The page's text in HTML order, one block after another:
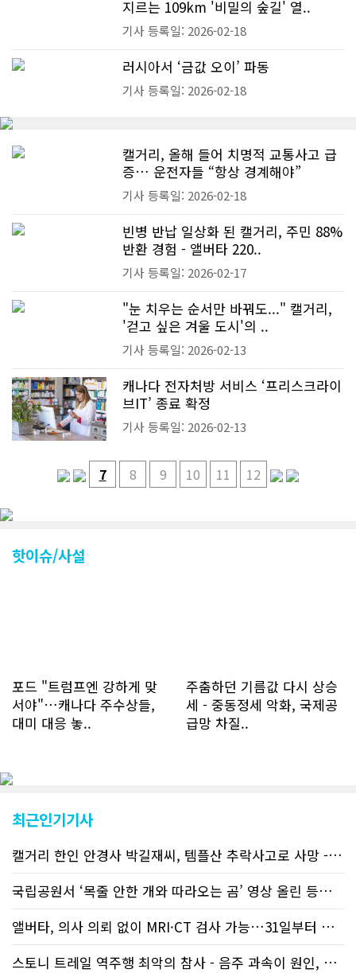
지르는 109km '비밀의 숲길' 열..
기사 등록일: 2026-02-18
러시아서 ‘금값 오이’ 파동
기사 등록일: 2026-02-18
캘거리, 올해 들어 치명적 교통사고 급
증… 운전자들 “항상 경계해야”
기사 등록일: 2026-02-18
빈병 반납 일상화 된 캘거리, 주민 88%
반환 경험 - 앨버타 220..
기사 등록일: 2026-02-17
"눈 치우는 순서만 바꿔도..." 캘거리,
'걷고 싶은 겨울 도시'의 ..
기사 등록일: 2026-02-13
캐나다 전자처방 서비스 ‘프리스크라이
브IT’ 종료 확정
기사 등록일: 2026-02-13
7 8 9 10 11 12
핫이슈/사설
포드 "트럼프엔 강하게 맞
서야"…캐나다 주수상들,
대미 대응 놓..
주춤하던 기름값 다시 상승
세 - 중동정세 악화, 국제공
급망 차질..
최근인기기사
캘거리 한인 안경사 박길재씨, 템플산 추락사고로 사망 - 헬기 구조..
국립공원서 ‘목줄 안한 개와 따라오는 곰’ 영상 올린 등산객 기소돼
앨버타, 의사 의뢰 없이 MRI·CT 검사 가능…31일부터 자비 부..
스토니 트레일 역주행 최악의 참사 - 음주 과속이 원인, 4명 사망..